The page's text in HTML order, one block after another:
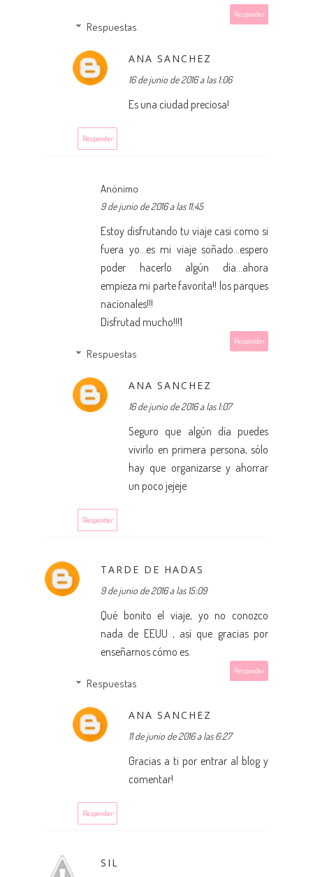
Responder
Respuestas
ANA SANCHEZ
16 de junio de 2016 a las 1:06
Es una ciudad preciosa!
Responder
Anónimo
9 de junio de 2016 a las 11:45
Estoy disfrutando tu viaje casi como si
fuera yo...es mi viaje soñado...espero
poder hacerlo algún día...ahora
empieza mi parte favorita!! los parques
nacionales!!!
Disfrutad mucho!!!1
Responder
Respuestas
ANA SANCHEZ
16 de junio de 2016 a las 1:07
Seguro que algún día puedes
vivirlo en primera persona, sólo
hay que organizarse y ahorrar
un poco jejeje
Responder
TARDE DE HADAS
9 de junio de 2016 a las 15:09
Qué bonito el viaje, yo no conozco
nada de EEUU , así que gracias por
enseñarnos cómo es.
Responder
Respuestas
ANA SANCHEZ
11 de junio de 2016 a las 6:27
Gracias a ti por entrar al blog y
comentar!
Responder
SIL